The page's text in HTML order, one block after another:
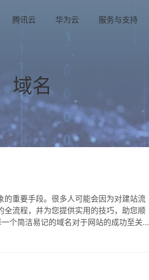
腾讯云 华为云 服务与支持
域名
重要手段。很多人可能会因为对建站流
流程，并为您提供实用的技巧，助您顺
个简洁易记的域名对于网站的成功至关重
内容紧密相关。 简洁性：避免使用过长